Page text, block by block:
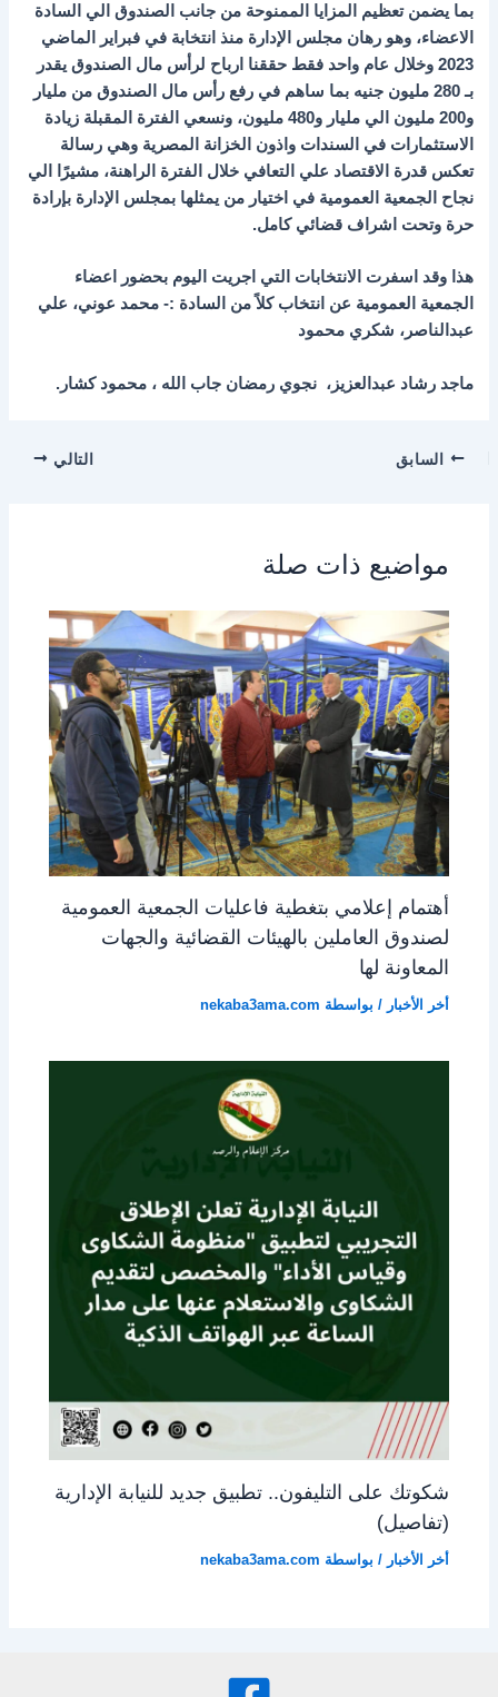
بما يضمن تعظيم المزايا الممنوحة من جانب الصندوق الي السادة
الاعضاء، وهو رهان مجلس الإدارة منذ انتخابة في فبراير الماضي
2023 وخلال عام واحد فقط حققنا ارباح لرأس مال الصندوق يقدر
بـ 280 مليون جنيه بما ساهم في رفع رأس مال الصندوق من مليار
و200 مليون الي مليار و480 مليون، ونسعي الفترة المقبلة زيادة
الاستثمارات في السندات واذون الخزانة المصرية وهي رسالة
تعكس قدرة الاقتصاد علي التعافي خلال الفترة الراهنة، مشيرًا الي
نجاح الجمعية العمومية في اختيار من يمثلها بمجلس الإدارة بإرادة
حرة وتحت اشراف قضائي كامل.
هذا وقد اسفرت الانتخابات التي اجريت اليوم بحضور اعضاء
الجمعية العمومية عن انتخاب كلاً من السادة :- محمد عوني، علي
عبدالناصر، شكري محمود
ماجد رشاد عبدالعزيز، نجوي رمضان جاب الله ، محمود كشار.
السابق التالي
مواضيع ذات صلة
أهتمام إعلامي بتغطية فاعليات الجمعية العمومية
لصندوق العاملين بالهيئات القضائية والجهات
المعاونة لها
أخر الأخبار / بواسطة nekaba3ama.com
شكوتك على التليفون.. تطبيق جديد للنيابة الإدارية
(تفاصيل)
أخر الأخبار / بواسطة nekaba3ama.com